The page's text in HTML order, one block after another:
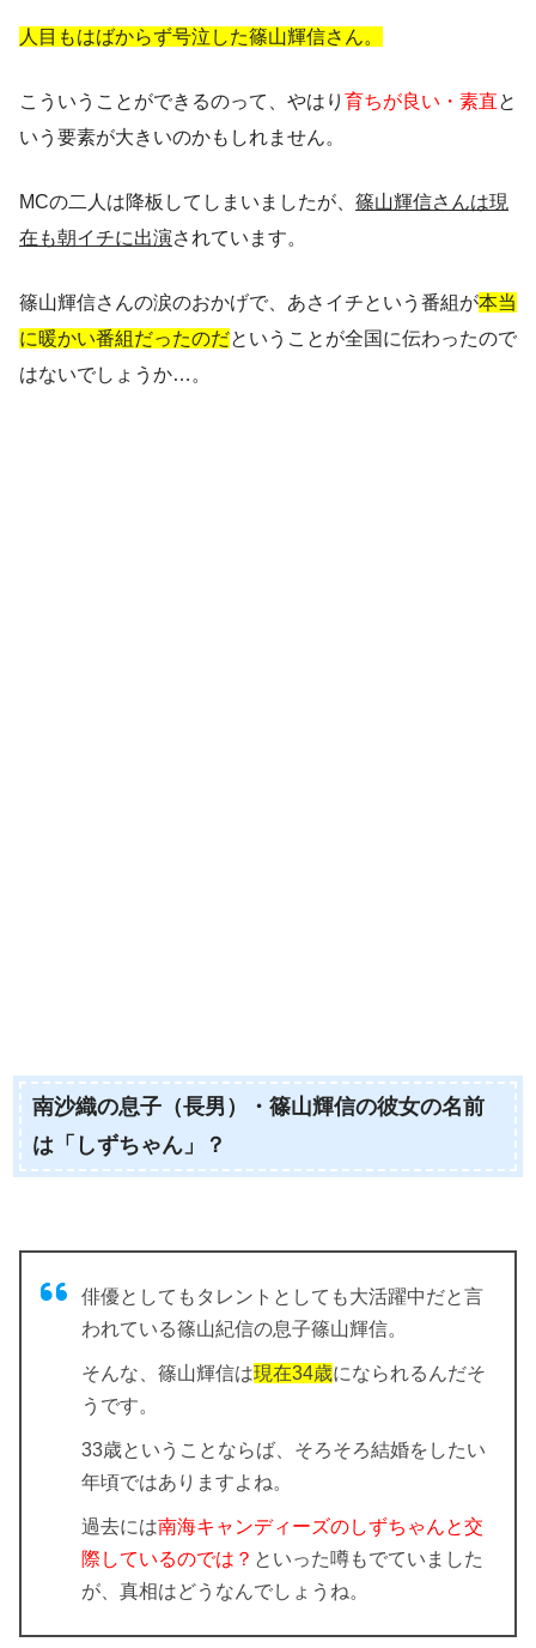
人目もはばからず号泣した篠山輝信さん。
こういうことができるのって、やはり 育ちが良い・素直と
いう要素が大きいのかもしれません。
MCの二人は降板してしまいましたが、 篠山輝信さんは現
在も朝イチに出演されています。
篠山輝信さんの涙のおかげで、あさイチという番組が本当
に暖かい番組だったのだということが全国に伝わったので
はないでしょうか…。
南沙織の息子（長男）・篠山輝信の彼女の名前
は「しずちゃん」？
俳優としてもタレントとしても大活躍中だと言
われている篠山紀信の息子篠山輝信。
そんな、篠山輝信は現在34歳になられるんだそ
うです。
33歳ということならば、そろそろ結婚をしたい
年頃ではありますよね。
過去には南海キャンディーズのしずちゃんと交
際しているのでは？ といった噂もでていました
が、真相はどうなんでしょうね。